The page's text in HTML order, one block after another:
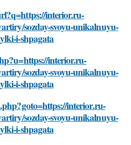
interior.ru-
sozday-svoyu-unikalnuyu-
i-shpagata
interior.ru-
sozday-svoyu-unikalnuyu-
i-shpagata
interior.ru-
sozday-svoyu-unikalnuyu-
i-shpagata